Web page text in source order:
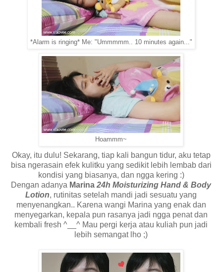
*Alarm is ringing* Me: "Ummmmm.. 10 minutes again..."
Hoammm~
Okay, itu dulu! Sekarang, tiap kali bangun tidur, aku tetap
bisa ngerasain efek kulitku yang sedikit lebih lembab dari
kondisi yang biasanya, dan ngga kering :)
Dengan adanya Marina 24h Moisturizing Hand & Body
Lotion, rutinitas setelah mandi jadi sesuatu yang
menyenangkan.. Karena wangi Marina yang enak dan
menyegarkan, kepala pun rasanya jadi ngga penat dan
kembali fresh ^__^ Mau pergi kerja atau kuliah pun jadi
lebih semangat lho ;)